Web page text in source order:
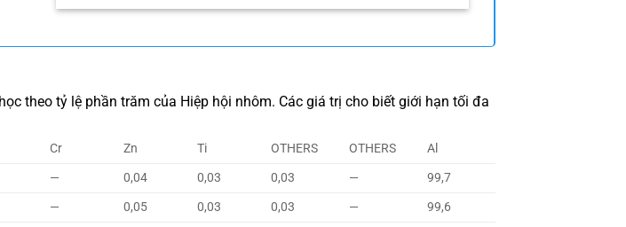
theo tỷ lệ phần trăm của Hiệp hội nhôm. Các giá trị cho biết giới hạn tối đa
Cr Zn Ti OTHERS OTHERS
Al
— 0,04 0,03 0,03 —
99,7
— 0,05 0,03 0,03 —
99,6